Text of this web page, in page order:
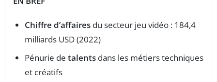
Chiffre d’affaires du secteur jeu vidéo : 184,4
milliards USD (2022)
Pénurie de talents dans les métiers techniques
et créatifs